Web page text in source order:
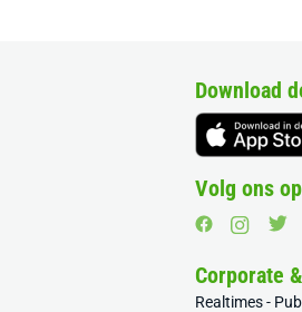
Download
Volg ons
Corporate
Realtimes -